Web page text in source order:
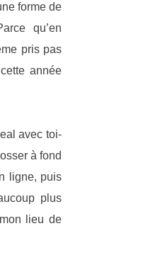
forme de
qu’en
pris pas
année
avec toi-
à fond
ligne, puis
plus
lieu de